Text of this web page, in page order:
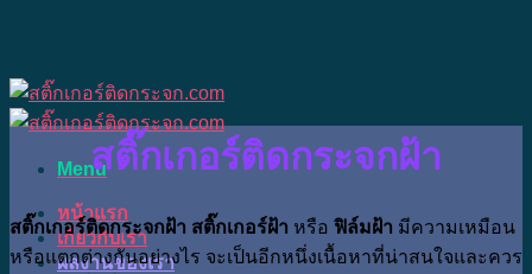
Menu
หน้าแรก
เกี่ยวกับเรา
ผลงานของเรา
สติ๊กเกอร์ติดกระจกฝ้า
สติ๊กเกอร์ติดกระจกฝ้า สติ๊กเกอร์ฝ้า หรือ ฟิล์มฝ้า มีความเหมือน
หรือแตกต่างกันอย่างไร จะเป็นอีกหนึ่งเนื้อหาที่น่าสนใจและควร